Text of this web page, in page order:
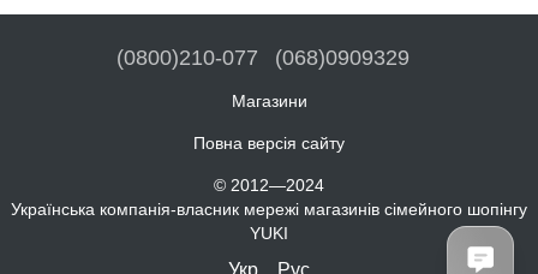
(0800)210-077 (068)0909329
Магазини
Повна версія сайту
© 2012—2024
Українська компанія-власник мережі магазинів сімейного шопінгу
YUKI
Укр Рус